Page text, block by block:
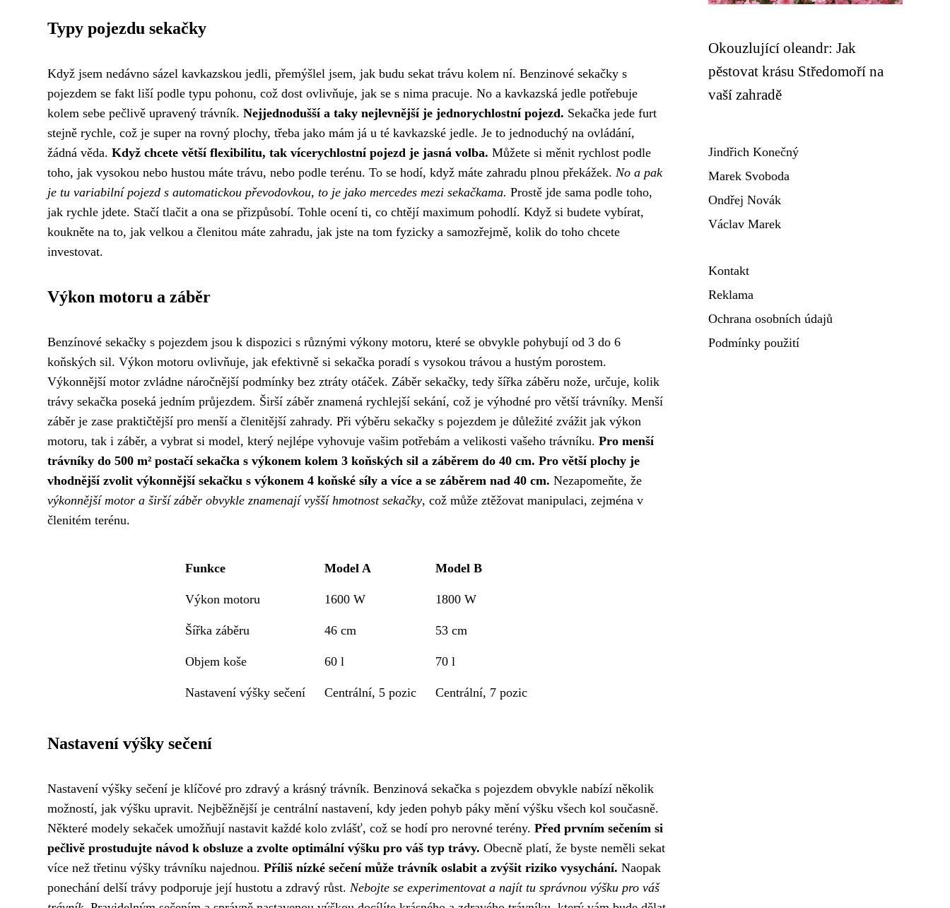
Typy pojezdu sekačky
Když jsem nedávno sázel kavkazskou jedli, přemýšlel jsem, jak budu sekat trávu kolem ní. Benzinové sekačky s
pojezdem se fakt liší podle typu pohonu, což dost ovlivňuje, jak se s nima pracuje. No a kavkazská jedle potřebuje
kolem sebe pečlivě upravený trávník. Nejjednodušší a taky nejlevnější je jednorychlostní pojezd. Sekačka jede furt
stejně rychle, což je super na rovný plochy, třeba jako mám já u té kavkazské jedle. Je to jednoduchý na ovládání,
žádná věda. Když chcete větší flexibilitu, tak vícerychlostní pojezd je jasná volba. Můžete si měnit rychlost podle
toho, jak vysokou nebo hustou máte trávu, nebo podle terénu. To se hodí, když máte zahradu plnou překážek. No a pak
je tu variabilní pojezd s automatickou převodovkou, to je jako mercedes mezi sekačkama. Prostě jde sama podle toho,
jak rychle jdete. Stačí tlačit a ona se přizpůsobí. Tohle ocení ti, co chtějí maximum pohodlí. Když si budete vybírat,
koukněte na to, jak velkou a členitou máte zahradu, jak jste na tom fyzicky a samozřejmě, kolik do toho chcete
investovat.
Výkon motoru a záběr
Benzínové sekačky s pojezdem jsou k dispozici s různými výkony motoru, které se obvykle pohybují od 3 do 6
koňských sil. Výkon motoru ovlivňuje, jak efektivně si sekačka poradí s vysokou trávou a hustým porostem.
Výkonnější motor zvládne náročnější podmínky bez ztráty otáček. Záběr sekačky, tedy šířka záběru nože, určuje, kolik
trávy sekačka poseká jedním průjezdem. Širší záběr znamená rychlejší sekání, což je výhodné pro větší trávníky. Menší
záběr je zase praktičtější pro menší a členitější zahrady. Při výběru sekačky s pojezdem je důležité zvážit jak výkon
motoru, tak i záběr, a vybrat si model, který nejlépe vyhovuje vašim potřebám a velikosti vašeho trávníku. Pro menší
trávníky do 500 m² postačí sekačka s výkonem kolem 3 koňských sil a záběrem do 40 cm. Pro větší plochy je
vhodnější zvolit výkonnější sekačku s výkonem 4 koňské síly a více a se záběrem nad 40 cm. Nezapomeňte, že
výkonnější motor a širší záběr obvykle znamenají vyšší hmotnost sekačky, což může ztěžovat manipulaci, zejména v
členitém terénu.
Funkce Model A Model B
Výkon motoru 1600 W 1800 W
Šířka záběru 46 cm 53 cm
Objem koše 60 l 70 l
Nastavení výšky sečení Centrální, 5 pozic Centrální, 7 pozic
Nastavení výšky sečení
Nastavení výšky sečení je klíčové pro zdravý a krásný trávník. Benzinová sekačka s pojezdem obvykle nabízí několik
možností, jak výšku upravit. Nejběžnější je centrální nastavení, kdy jeden pohyb páky mění výšku všech kol současně.
Některé modely sekaček umožňují nastavit každé kolo zvlášť, což se hodí pro nerovné terény. Před prvním sečením si
pečlivě prostudujte návod k obsluze a zvolte optimální výšku pro váš typ trávy. Obecně platí, že byste neměli sekat
více než třetinu výšky trávníku najednou. Příliš nízké sečení může trávník oslabit a zvýšit riziko vysychání. Naopak
ponechání delší trávy podporuje její hustotu a zdravý růst. Nebojte se experimentovat a najít tu správnou výšku pro váš
Okouzlující oleandr: Jak
pěstovat krásu Středomoří na
vaší zahradě
Jindřich Konečný
Marek Svoboda
Ondřej Novák
Václav Marek
Kontakt
Reklama
Ochrana osobních údajů
Podmínky použití